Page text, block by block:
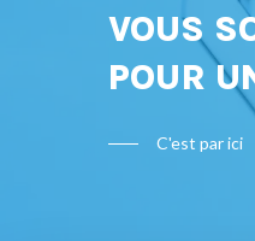
VOUS
POUR
C'est par ici